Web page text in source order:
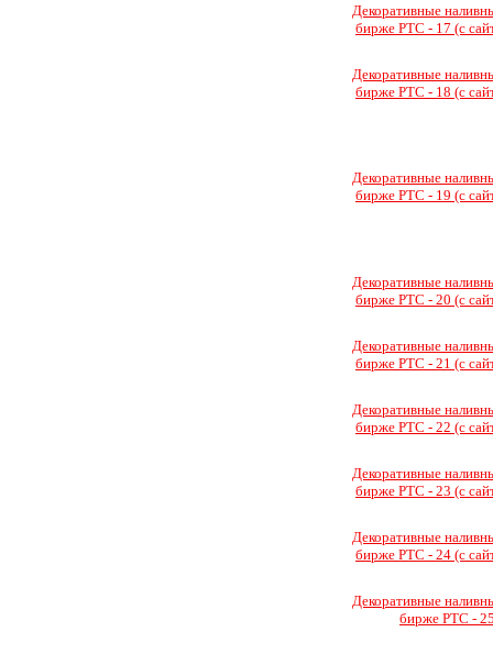
Декоративные
бирже РТС - 17 (с
Декоративные
бирже РТС - 18 (с
Декоративные
бирже РТС - 19 (с
Декоративные
бирже РТС - 20 (с
Декоративные
бирже РТС - 21 (с
Декоративные
бирже РТС - 22 (с
Декоративные
бирже РТС - 23 (с
Декоративные
бирже РТС - 24 (с
Декоративные
бирже РТС -